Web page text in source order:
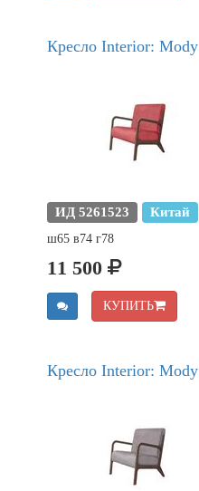
Кресло Interior: Mody
ИД 5261523 Китай
ш65 в74 г78
11 500
КУПИТЬ
Кресло Interior: Mody